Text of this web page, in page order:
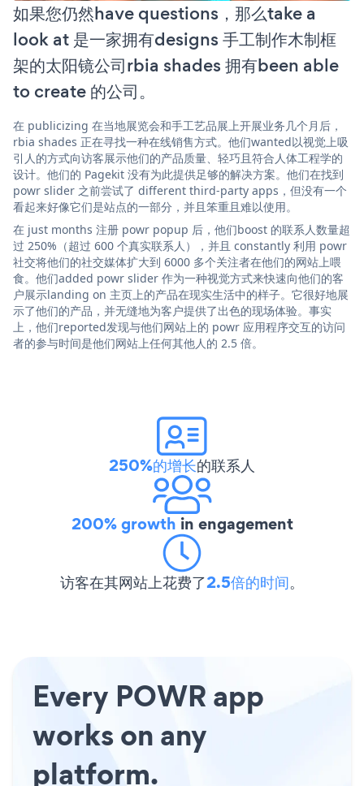
如果您仍然have questions，那么take a
look at 是一家拥有designs 手工制作木制框
架的太阳镜公司rbia shades 拥有been able
to create 的公司。
在 publicizing 在当地展览会和手工艺品展上开展业务几个月后，
rbia shades 正在寻找一种在线销售方式。他们wanted以视觉上吸
引人的方式向访客展示他们的产品质量、轻巧且符合人体工程学的
设计。他们的 Pagekit 没有为此提供足够的解决方案。他们在找到
powr slider 之前尝试了 different third-party apps，但没有一个
看起来好像它们是站点的一部分，并且笨重且难以使用。
在 just months 注册 powr popup 后，他们boost 的联系人数量超
过 250%（超过 600 个真实联系人），并且 constantly 利用 powr
社交将他们的社交媒体扩大到 6000 多个关注者在他们的网站上喂
食。他们added powr slider 作为一种视觉方式来快速向他们的客
户展示landing on 主页上的产品在现实生活中的样子。它很好地展
示了他们的产品，并无缝地为客户提供了出色的现场体验。事实
上，他们reported发现与他们网站上的 powr 应用程序交互的访问
者的参与时间是他们网站上任何其他人的 2.5 倍。
250%的增长的联系人
200% growth in engagement
访客在其网站上花费了2.5倍的时间。
Every POWR app
works on any
platform.